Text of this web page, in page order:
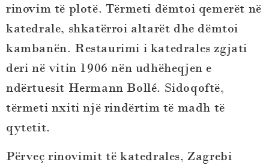
rinovim të plotë. Tërmeti dëmtoi qemerët në
katedrale, shkatërroi altarët dhe dëmtoi
kambanën. Restaurimi i katedrales zgjati
deri në vitin 1906 nën udhëheqjen e
ndërtuesit Hermann Bollé. Sidoqoftë,
tërmeti nxiti një rindërtim të madh të
qytetit.
Përveç rinovimit të katedrales, Zagrebi